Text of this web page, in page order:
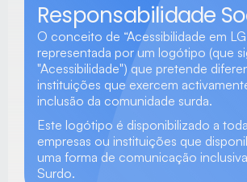
Responsabilidade
O conceito de “Acessibilidade em
representada por um logótipo (que
"Acessibilidade") que pretende
instituições que exercem
inclusão da comunidade surda.
Este logótipo é disponibilizado a
empresas ou instituições que
uma forma de comunicação
Surdo.